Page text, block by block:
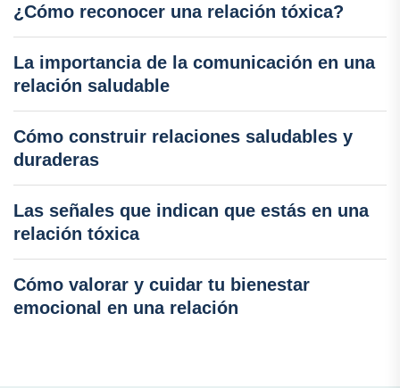
¿Cómo reconocer una relación tóxica?
La importancia de la comunicación en una
relación saludable
Cómo construir relaciones saludables y
duraderas
Las señales que indican que estás en una
relación tóxica
Cómo valorar y cuidar tu bienestar
emocional en una relación